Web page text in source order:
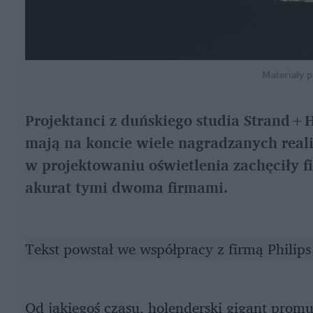
Materiały
Projektanci z duńskiego studia
mają na koncie wiele nagradzanych
w projektowaniu oświetlenia zachęciły
akurat tymi dwoma firmami.
Tekst powstał we współpracy z firmą Philips
Od jakiegoś czasu, holenderski gigant